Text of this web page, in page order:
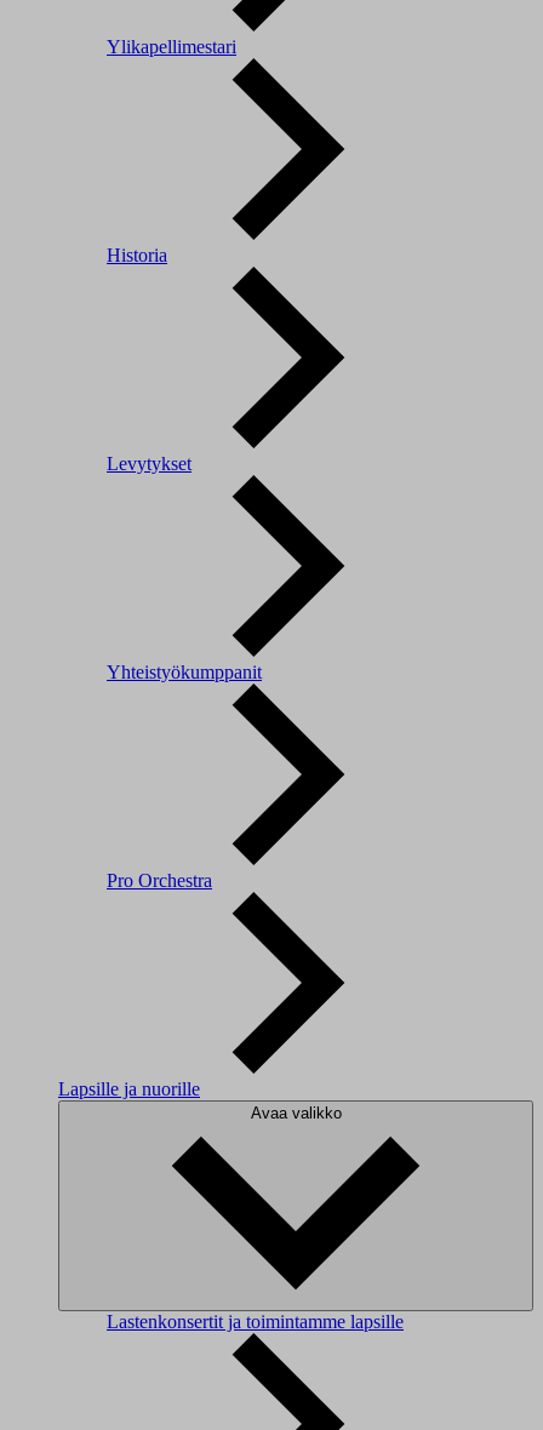
Ylikapellimestari
Historia
Levytykset
Yhteistyökumppanit
Pro Orchestra
Lapsille ja nuorille
Avaa valikko
Lastenkonsertit ja toimintamme lapsille